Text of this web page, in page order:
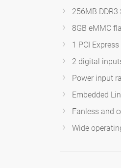
256MB DDR3
8GB eMMC
1 PCI
2 digital
Power input
Embedded
Fanless and
Wide